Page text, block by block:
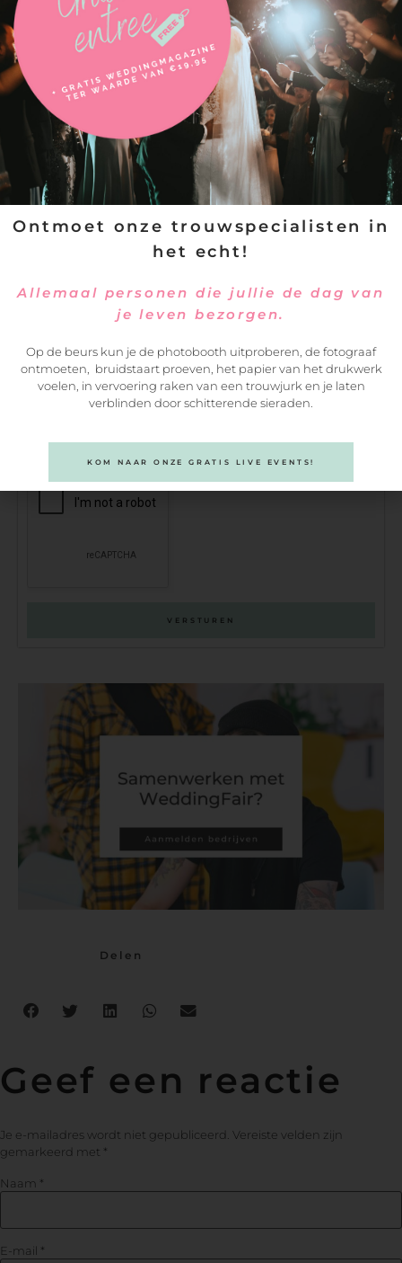
Joyce van Beek | Fotografie
VERSTUREN
Delen
Geef een reactie
Je e-mailadres wordt niet gepubliceerd. Vereiste velden zijn
gemarkeerd met *
Naam *
E-mail *
Ontmoet onze trouwspecialisten in
het echt!
Allemaal personen die jullie de dag van
je leven bezorgen.
Op de beurs kun je de photobooth uitproberen, de fotograaf
ontmoeten, bruidstaart proeven, het papier van het drukwerk
voelen, in vervoering raken van een trouwjurk en je laten
verblinden door schitterende sieraden.
KOM NAAR ONZE GRATIS LIVE EVENTS!